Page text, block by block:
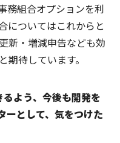
務組合オプションを利
についてはこれからと
新・増減申告なども効
待しています。
よう、今後も開発を
ーとして、気をつけた